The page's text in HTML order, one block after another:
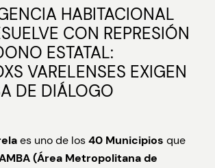
HABITACIONAL
CON REPRESIÓN
ESTATAL:
VARELENSES EXIGEN
DE DIÁLOGO
es uno de los40 Municipios que
(Área Metropolitana de